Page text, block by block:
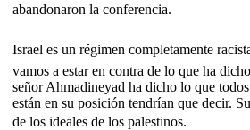
abandonaron la conferencia.
Israel es un régimen completamente
vamos a estar en contra de lo que ha
señor Ahmadineyad ha dicho lo que
están en su posición tendrían que decir.
de los ideales de los palestinos.